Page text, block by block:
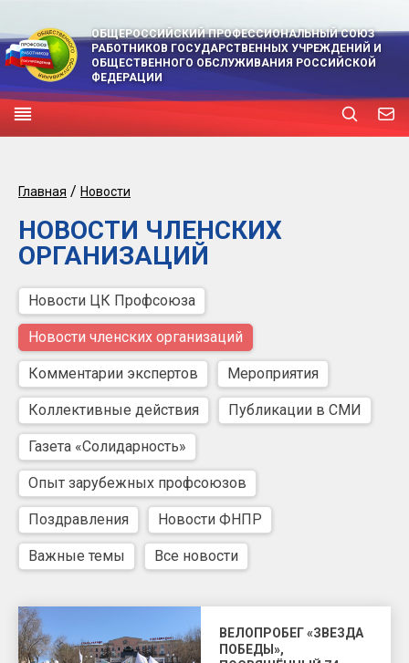
ОБЩЕРОССИЙСКИЙ ПРОФЕССИОНАЛЬНЫЙ СОЮЗ
РАБОТНИКОВ ГОСУДАРСТВЕННЫХ УЧРЕЖДЕНИЙ И
ОБЩЕСТВЕННОГО ОБСЛУЖИВАНИЯ РОССИЙСКОЙ
ФЕДЕРАЦИИ
Главная / Новости
НОВОСТИ ЧЛЕНСКИХ
ОРГАНИЗАЦИЙ
Новости ЦК Профсоюза
Новости членских организаций
Комментарии экспертов Мероприятия
Коллективные действия Публикации в СМИ
Газета «Солидарность»
Опыт зарубежных профсоюзов
Поздравления Новости ФНПР
Важные темы Все новости
ВЕЛОПРОБЕГ «ЗВЕЗДА
ПОБЕДЫ»,